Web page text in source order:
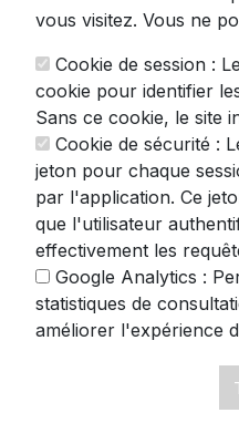
même la qualité
La qualité
déclencheurs
Lesdéclencheurs
audio unique. Les
des fréquences
cristallins (15-20 kHz)
(50-150 Hz). Une
crée l’illusion de sons
tête, renforçant
drivers calibrés pour
vous visitez. Vous ne
Cookie de session :
cookie pour identifier
Sans ce cookie, le site
Cookie de sécurité :
jeton pour chaque
par l'application. Ce
que l'utilisateur
effectivement les
Google Analytics :
statistiques de
améliorer l'expérience